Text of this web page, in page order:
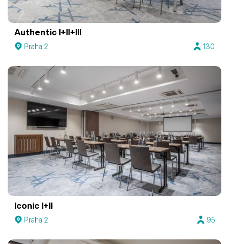
Authentic I+II+III
Praha 2 130
Iconic I+II
Praha 2 95